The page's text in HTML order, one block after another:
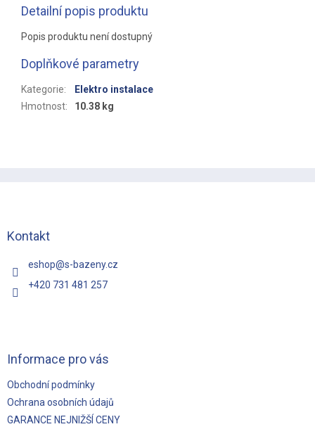
Detailní popis produktu
Popis produktu není dostupný
Doplňkové parametry
Kategorie:
Elektro instalace
Hmotnost: 10.38 kg
Kontakt
eshop@s-bazeny.cz
+420 731 481 257
Informace pro vás
Obchodní podmínky
Ochrana osobních údajů
GARANCE NEJNIŽŠÍ CENY